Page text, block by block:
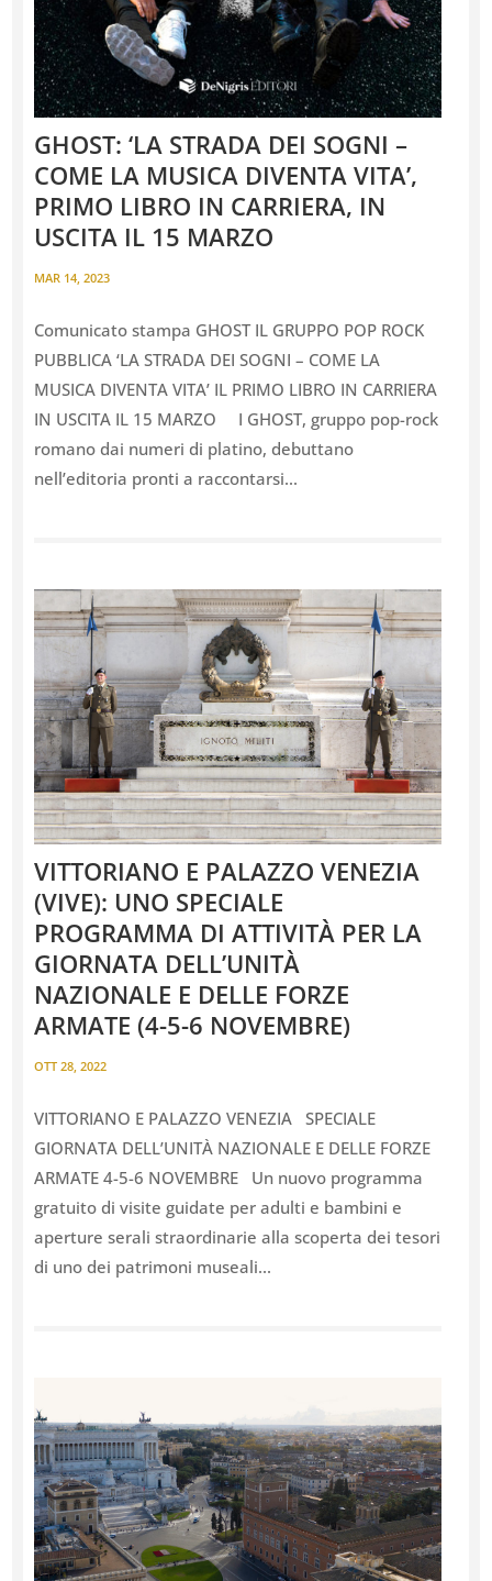
GHOST: ‘LA STRADA DEI SOGNI –
COME LA MUSICA DIVENTA VITA’,
PRIMO LIBRO IN CARRIERA, IN
USCITA IL 15 MARZO
MAR 14, 2023
Comunicato stampa GHOST IL GRUPPO POP ROCK
PUBBLICA ‘LA STRADA DEI SOGNI – COME LA
MUSICA DIVENTA VITA’ IL PRIMO LIBRO IN CARRIERA
IN USCITA IL 15 MARZO I GHOST, gruppo pop-rock
romano dai numeri di platino, debuttano
nell’editoria pronti a raccontarsi...
VITTORIANO E PALAZZO VENEZIA
(VIVE): UNO SPECIALE
PROGRAMMA DI ATTIVITÀ PER LA
GIORNATA DELL’UNITÀ
NAZIONALE E DELLE FORZE
ARMATE (4-5-6 NOVEMBRE)
OTT 28, 2022
VITTORIANO E PALAZZO VENEZIA SPECIALE
GIORNATA DELL’UNITÀ NAZIONALE E DELLE FORZE
ARMATE 4-5-6 NOVEMBRE Un nuovo programma
gratuito di visite guidate per adulti e bambini e
aperture serali straordinarie alla scoperta dei tesori
di uno dei patrimoni museali...